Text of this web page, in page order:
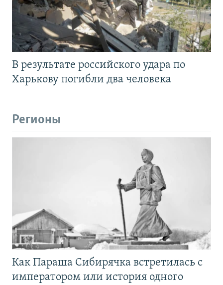
В результате российского удара по
Харькову погибли два человека
Регионы
Как Параша Сибирячка встретилась с
императором или история одного